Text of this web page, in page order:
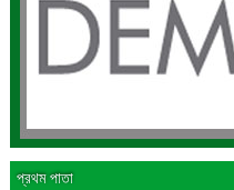
প্রথম পাতা